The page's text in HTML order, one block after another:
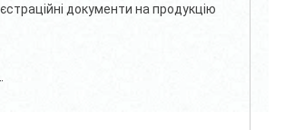
документи на продукцію